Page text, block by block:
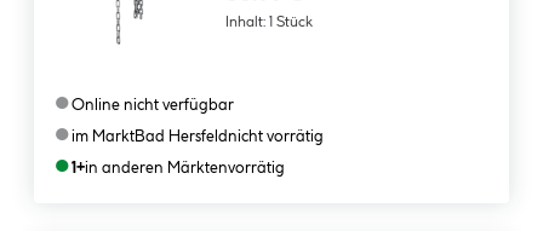
Inhalt: 1 Stück
●Online nicht verfügbar
●im MarktBad Hersfeldnicht vorrätig
●1+in anderen Märktenvorrätig